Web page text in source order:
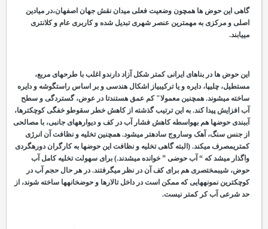
گاهی این حوض ها همچون وضعیت فعلی میدان نقش جهان اصفهان،در میادین
اصلی و مرکزی به مهمترین عنصر شهری تبدیل شده و کاربری عام و کلانتری
یابند.
این حوض ها در بناهای ایرانی کمتر شکل آزاد دارندو اغلب با طرحهای مربع،
مستطیل، چلیپا، دایره و یا ترکیبیاز اشکال هندسی و بر اساس راست گوشه و دایره
ساخته میشوند. همچنین معمولا" کم عمق هستندتا در عوض، گستردگی و سطح
آب افزایش پیدا کند. به این ترتیب گذشته از کاهش خطر سقوطو خفگی کوچکترها،
بندی حوضها هم بهواسطه کاهش فشار آب در کف و دیواره های جانبی، با مصالحی
از جنس سنگ، آهک وساروج سادهتر می شود. همچنین تخلیه و نظافت آن انرژی
کمتریمصرف میکند. (البته گاهی تخلیه و نظافت این حوضها به کارگران دورهگردی
واگذار می شد که “ آب حوضی ” خوانده میشدند.) برای سهولت تخلیه کامل آب
حوض، شیبمختصری هم برای کف آن در نظر می گرفتند. در هر حال حجم آب در
کوچکترین نمونههایی که ممکن است در داخل تالارها و حوضخانهها ساخته شوند، از
حد شرعی آب کر کمتر نیست.